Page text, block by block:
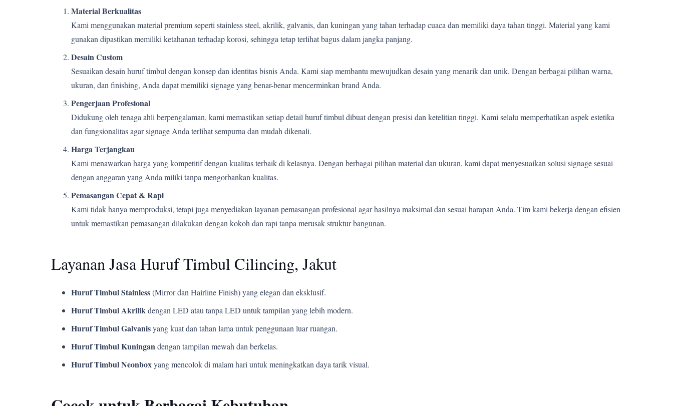
Material Berkualitas
Kami menggunakan material premium seperti stainless steel, akrilik, galvanis, dan kuningan yang tahan terhadap cuaca dan memiliki daya tahan tinggi. Material yang kami
gunakan dipastikan memiliki ketahanan terhadap korosi, sehingga tetap terlihat bagus dalam jangka panjang.
Desain Custom
Sesuaikan desain huruf timbul dengan konsep dan identitas bisnis Anda. Kami siap membantu mewujudkan desain yang menarik dan unik. Dengan berbagai pilihan warna,
ukuran, dan finishing, Anda dapat memiliki signage yang benar-benar mencerminkan brand Anda.
Pengerjaan Profesional
Didukung oleh tenaga ahli berpengalaman, kami memastikan setiap detail huruf timbul dibuat dengan presisi dan ketelitian tinggi. Kami selalu memperhatikan aspek estetika
dan fungsionalitas agar signage Anda terlihat sempurna dan mudah dikenali.
Harga Terjangkau
Kami menawarkan harga yang kompetitif dengan kualitas terbaik di kelasnya. Dengan berbagai pilihan material dan ukuran, kami dapat menyesuaikan solusi signage sesuai
dengan anggaran yang Anda miliki tanpa mengorbankan kualitas.
Pemasangan Cepat & Rapi
Kami tidak hanya memproduksi, tetapi juga menyediakan layanan pemasangan profesional agar hasilnya maksimal dan sesuai harapan Anda. Tim kami bekerja dengan efisien
untuk memastikan pemasangan dilakukan dengan kokoh dan rapi tanpa merusak struktur bangunan.
Layanan Jasa Huruf Timbul Cilincing, Jakut
Huruf Timbul Stainless(Mirror dan Hairline Finish) yang elegan dan eksklusif.
Huruf Timbul Akrilikdengan LED atau tanpa LED untuk tampilan yang lebih modern.
Huruf Timbul Galvanisyang kuat dan tahan lama untuk penggunaan luar ruangan.
Huruf Timbul Kuningandengan tampilan mewah dan berkelas.
Huruf Timbul Neonboxyang mencolok di malam hari untuk meningkatkan daya tarik visual.